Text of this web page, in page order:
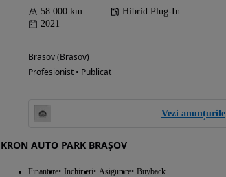
58 000 km
Hibrid Plug-In
2021
Brasov (Brasov)
Profesionist • Publicat
Vezi anunțurile
KRON AUTO PARK BRAȘOV
Finantare Inchirieri Asigurare Buyback